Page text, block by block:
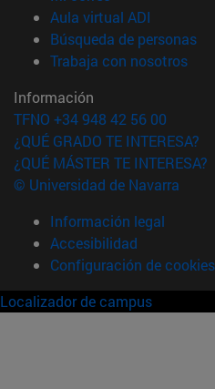
Aula virtual ADI
Búsqueda de personas
Trabaja con nosotros
Información
TFNO +34 948 42 56 00
¿QUÉ GRADO TE INTERESA?
¿QUÉ MÁSTER TE INTERESA?
© Universidad de Navarra
Información legal
Accesibilidad
Configuración de cookies
Localizador de campus